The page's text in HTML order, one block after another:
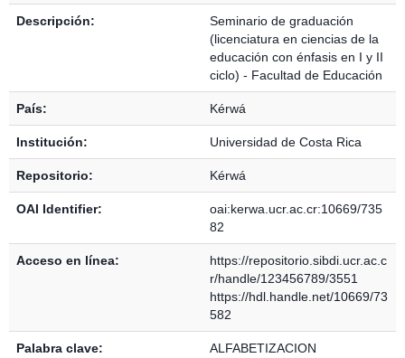
Descripción:
Seminario de graduación
(licenciatura en ciencias de la
educación con énfasis en I y II
ciclo) - Facultad de Educación
País: Kérwá
Institución: Universidad de Costa Rica
Repositorio: Kérwá
OAI Identifier:
oai:kerwa.ucr.ac.cr:10669/735
82
Acceso en línea:
https://repositorio.sibdi.ucr.ac.c
r/handle/123456789/3551
https://hdl.handle.net/10669/73
582
Palabra clave:
ALFABETIZACION